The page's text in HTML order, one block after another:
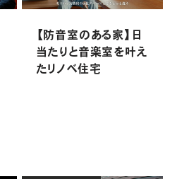
【防音室のある家】日
当たりと音楽室を叶え
たリノベ住宅